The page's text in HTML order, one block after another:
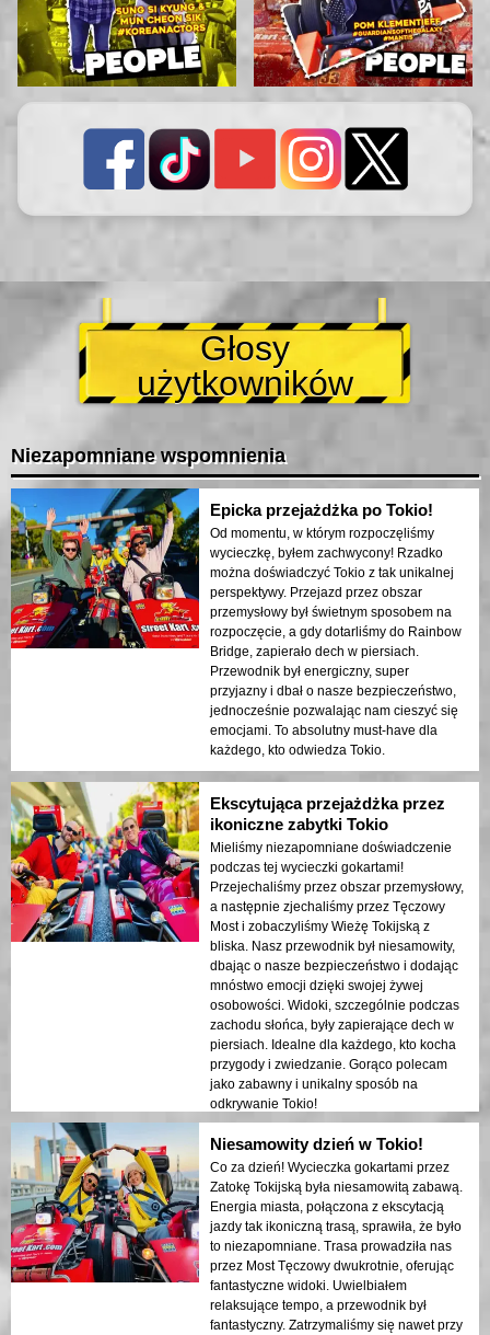
Głosy
użytkowników
Niezapomniane wspomnienia
Epicka przejażdżka po Tokio!
Od momentu, w którym rozpoczęliśmy
wycieczkę, byłem zachwycony! Rzadko
można doświadczyć Tokio z tak unikalnej
perspektywy. Przejazd przez obszar
przemysłowy był świetnym sposobem na
rozpoczęcie, a gdy dotarliśmy do Rainbow
Bridge, zapierało dech w piersiach.
Przewodnik był energiczny, super
przyjazny i dbał o nasze bezpieczeństwo,
jednocześnie pozwalając nam cieszyć się
emocjami. To absolutny must-have dla
każdego, kto odwiedza Tokio.
Ekscytująca przejażdżka przez
ikoniczne zabytki Tokio
Mieliśmy niezapomniane doświadczenie
podczas tej wycieczki gokartami!
Przejechaliśmy przez obszar przemysłowy,
a następnie zjechaliśmy przez Tęczowy
Most i zobaczyliśmy Wieżę Tokijską z
bliska. Nasz przewodnik był niesamowity,
dbając o nasze bezpieczeństwo i dodając
mnóstwo emocji dzięki swojej żywej
osobowości. Widoki, szczególnie podczas
zachodu słońca, były zapierające dech w
piersiach. Idealne dla każdego, kto kocha
przygody i zwiedzanie. Gorąco polecam
jako zabawny i unikalny sposób na
odkrywanie Tokio!
Niesamowity dzień w Tokio!
Co za dzień! Wycieczka gokartami przez
Zatokę Tokijską była niesamowitą zabawą.
Energia miasta, połączona z ekscytacją
jazdy tak ikoniczną trasą, sprawiła, że było
to niezapomniane. Trasa prowadziła nas
przez Most Tęczowy dwukrotnie, oferując
fantastyczne widoki. Uwielbiałem
relaksujące tempo, a przewodnik był
fantastyczny. Zatrzymaliśmy się nawet przy